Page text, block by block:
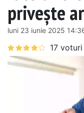
privește
luni 23 iunie 2025